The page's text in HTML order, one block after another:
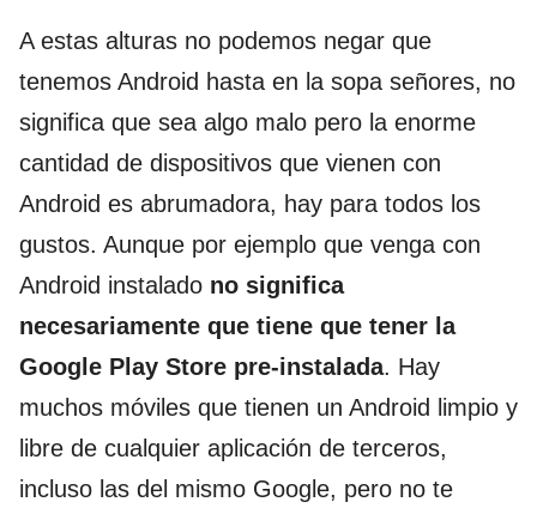
A estas alturas no podemos negar que
tenemos Android hasta en la sopa señores, no
significa que sea algo malo pero la enorme
cantidad de dispositivos que vienen con
Android es abrumadora, hay para todos los
gustos. Aunque por ejemplo que venga con
Android instalado no significa
necesariamente que tiene que tener la
Google Play Store pre-instalada. Hay
muchos móviles que tienen un Android limpio y
libre de cualquier aplicación de terceros,
incluso las del mismo Google, pero no te